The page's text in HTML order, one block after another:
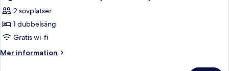
2 sovplatser
1 dubbelsäng
Gratis wi-fi
Mer information
Mer